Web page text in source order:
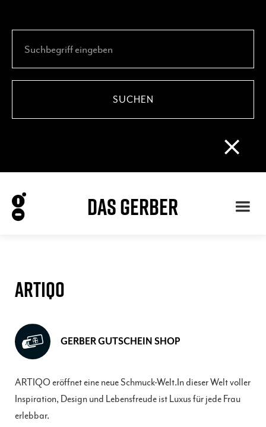
DAS GERBER
ARTIQO
GERBER GUTSCHEIN SHOP
ARTIQO eröffnet eine neue Schmuck-Welt.In dieser Welt voller
Inspiration, Design und Lebensfreude ist Luxus für jede Frau
erlebbar.